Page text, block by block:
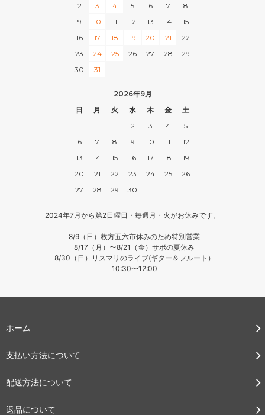
2
3 4 5 6 7
8
9
10 11 12 13 14
15
16
17 18 19 20 21
22
23
24 25 26 27 28
29
30
31
2026年9月
日
月 火 水 木 金
土
1
2 3 4
5
6
7 8 9 10 11
12
13
14 15 16 17 18
19
20
21 22 23 24 25
26
27
28 29 30
2024年7月から第2日曜日・毎週月・火がお休みです。
8/9（日）枚方五六市休みのため特別営業
8/17（月）〜8/21（金）サボの夏休み
8/30（日）リスマリのライブ(ギター＆フルート）
10:30〜12:00
ホーム
支払い方法について
配送方法について
返品について